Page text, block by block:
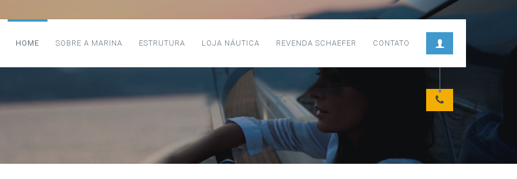
HOME SOBRE A MARINA ESTRUTURA LOJA NÁUTICA REVENDA SCHAEFER CONTATO